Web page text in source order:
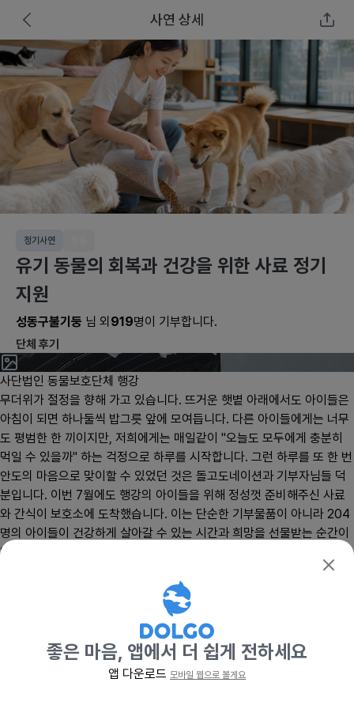
사연 상세
정기사연
유기 동물의 회복과 건강을 위한 사료 정기
지원
성동구불기둥 님 외 919명이 기부합니다.
단체 후기
사단법인 동물보호단체 행강
무더위가 절정을 향해 가고 있습니다. 뜨거운 햇볕 아래에서도 아이들은
아침이 되면 하나둘씩 밥그릇 앞에 모여듭니다. 다른 아이들에게는 너무
도 평범한 한 끼이지만, 저희에게는 매일같이 "오늘도 모두에게 충분히
먹일 수 있을까" 하는 걱정으로 하루를 시작합니다. 그런 하루를 또 한 번
안도의 마음으로 맞이할 수 있었던 것은 돌고도네이션과 기부자님들 덕
분입니다. 이번 7월에도 행강의 아이들을 위해 정성껏 준비해주신 사료
와 간식이 보호소에 도착했습니다. 이는 단순한 기부물품이 아니라 204
명의 아이들이 건강하게 살아갈 수 있는 시간과 희망을 선물받는 순간이
었습니다. 학대의 상처를 안고 구조된 아이들, 오랜 시간 개농장에 갇혀
지냈던 아이들, 사람에게 버려지고도 다시 사람을 믿으려는 아이들, 그리
고 나이가 들어 입양조차 쉽지 않은 노령견들까지, 행강에는 특히 노령견
이 많습니다. 더운 여름은 어린아이들보다 노령견들에게 훨씬 힘든 계절
입니다. 기력이 떨어지고 면역력이 약해지면 작은 질병도 큰 위험으로 이
어질 수 있으므로 충분한 영양 공급이 무엇보다 중요합니다. 그래서 이번
돌고도네이션의 기부는 단순한 사료가 아니라 아이들의 건강을 지켜주는
든든한 버팀목이 되고 있습니다. 사료를 맛있게 먹는 모습, 간식을 입에
기부하기
확인
좋은 마음, 앱에서 더 쉽게 전하세요
앱 다운로드 모바일 웹으로 볼게요